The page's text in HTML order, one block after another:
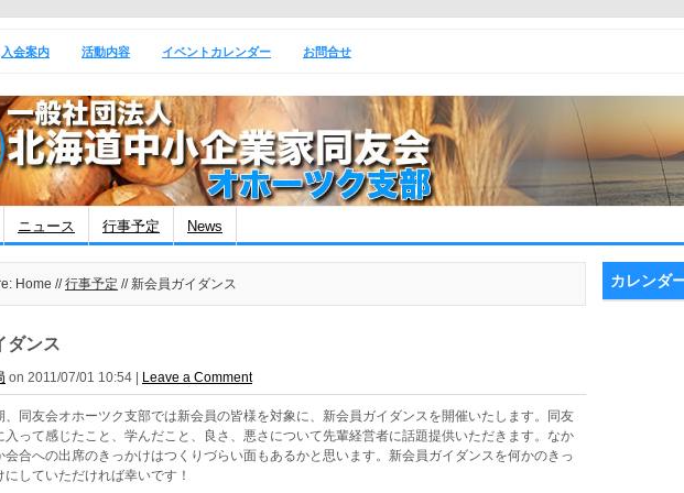
入会案内 活動内容 イベントカレンダー お問合せ
ニュース 行事予定 News
Home //行事予定 // 新会員ガイダンス
ダンス
on 2011/07/01 10:54 | Leave a Comment
、同友会オホーツク支部では新会員の皆様を対象に、新会員ガイダンスを開催いたします。同友
入って感じたこと、学んだこと、良さ、悪さについて先輩経営者に話題提供いただきます。なか
会合への出席のきっかけはつくりづらい面もあるかと思います。新会員ガイダンスを何かのきっ
にしていただければ幸いです！
カレンダ